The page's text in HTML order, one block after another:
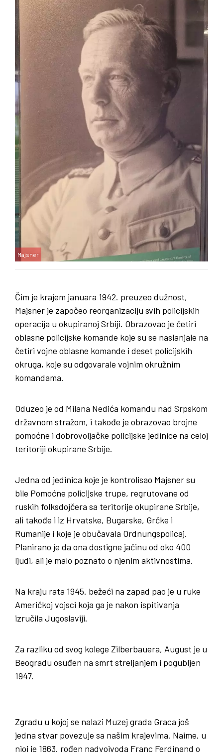
Majsner
Čim je krajem januara 1942. preuzeo dužnost,
Majsner je započeo reorganizaciju svih policijskih
operacija u okupiranoj Srbiji. Obrazovao je četiri
oblasne policijske komande koje su se naslanjale na
četiri vojne oblasne komande i deset policijskih
okruga, koje su odgovarale vojnim okružnim
komandama.
Oduzeo je od Milana Nedića komandu nad Srpskom
državnom stražom, i takođe je obrazovao brojne
pomoćne i dobrovoljačke policijske jedinice na celoj
teritoriji okupirane Srbije.
Jedna od jedinica koje je kontrolisao Majsner su
bile Pomoćne policijske trupe, regrutovane od
ruskih folksdojčera sa teritorije okupirane Srbije,
ali takođe i iz Hrvatske, Bugarske, Grčke i
Rumanije i koje je obučavala Ordnungspolicaj.
Planirano je da ona dostigne jačinu od oko 400
ljudi, ali je malo poznato o njenim aktivnostima.
Na kraju rata 1945. bežeći na zapad pao je u ruke
Američkoj vojsci koja ga je nakon ispitivanja
izručila Jugoslaviji.
Za razliku od svog kolege Zilberbauera, August je u
Beogradu osuđen na smrt streljanjem i pogubljen
1947.
Zgradu u kojoj se nalazi Muzej grada Graca još
jedna stvar povezuje sa našim krajevima. Naime, u
njoj je 1863. rođen nadvojvoda Franc Ferdinand o